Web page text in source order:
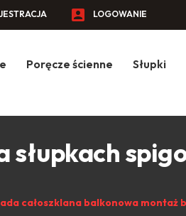
LOGOWANIE
Poręcze ścienne
Słupki
słupkach
całoszklana balkonowa montaż